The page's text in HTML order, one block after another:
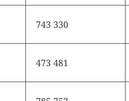
743 330
473 481